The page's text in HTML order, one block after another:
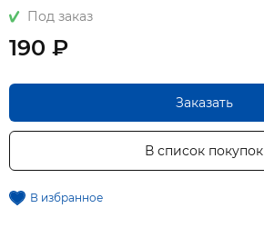
Под заказ
190 ₽
Заказать
В список покупок
В избранное